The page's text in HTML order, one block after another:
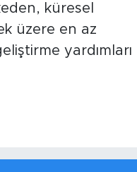
küresel
üzere en az
yardımları